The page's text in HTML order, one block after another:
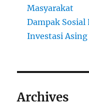
Masyarakat
Dampak
Investasi
Archives